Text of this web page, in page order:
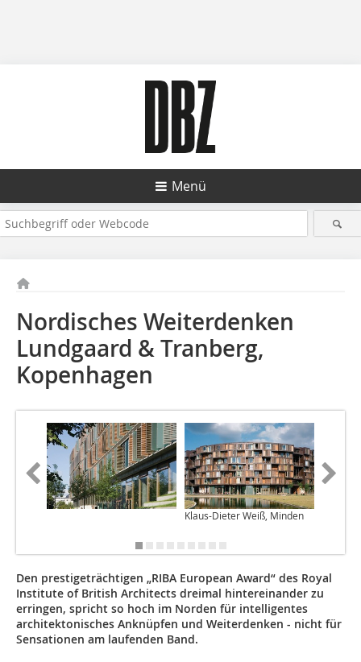
Menü
Nordisches Weiterdenken
Lundgaard & Tranberg,
Kopenhagen
Klaus-Dieter Weiß, Minden
Den prestigeträchtigen „RIBA European Award“ des Royal
Institute of British Architects dreimal hintereinander zu
erringen, spricht so hoch im Norden für intelligentes
architektonisches Anknüpfen und Weiterdenken - nicht für
Sensationen am laufenden Band.